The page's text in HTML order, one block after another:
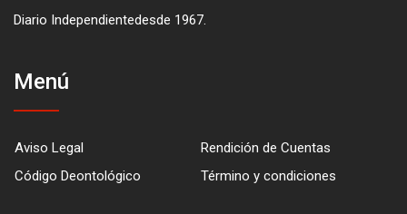
Diario Independientedesde 1967.
Menú
Aviso Legal
Rendición de Cuentas
Código Deontológico
Término y condiciones